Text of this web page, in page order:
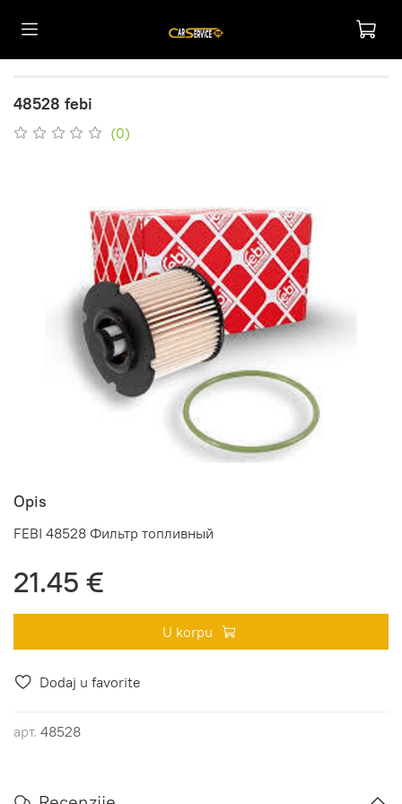
48528 febi
(0)
Dodaj u favorite
арт. 48528
Opis
FEBI 48528 Фильтр топливный
21.45 €
U korpu